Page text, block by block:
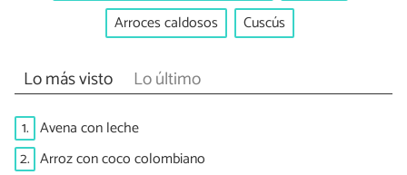
Arroces caldosos
Cuscús
Lo más visto Lo último
1. Avena con leche
2. Arroz con coco colombiano